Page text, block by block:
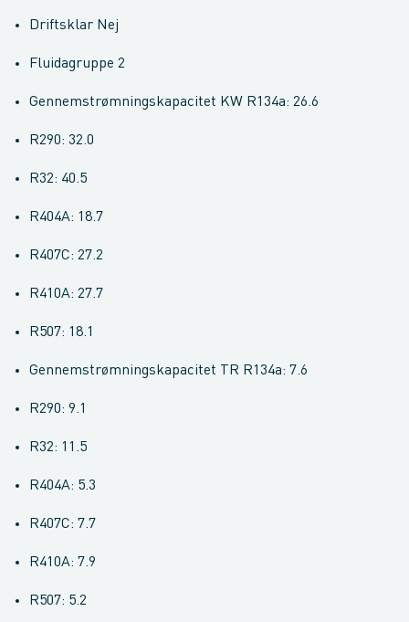
Driftsklar Nej
Fluidagruppe 2
Gennemstrømningskapacitet KW R134a: 26.6
R290: 32.0
R32: 40.5
R404A: 18.7
R407C: 27.2
R410A: 27.7
R507: 18.1
Gennemstrømningskapacitet TR R134a: 7.6
R290: 9.1
R32: 11.5
R404A: 5.3
R407C: 7.7
R410A: 7.9
R507: 5.2